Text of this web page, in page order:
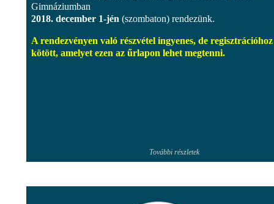
Gimnáziumban
2018. december 1-jén (szombaton) rendezünk.
A rendezvényen való részvétel ingyenes, de regisztrációhoz
kötött, amelyet ezen az űrlapon lehet megtenni.
További részletek